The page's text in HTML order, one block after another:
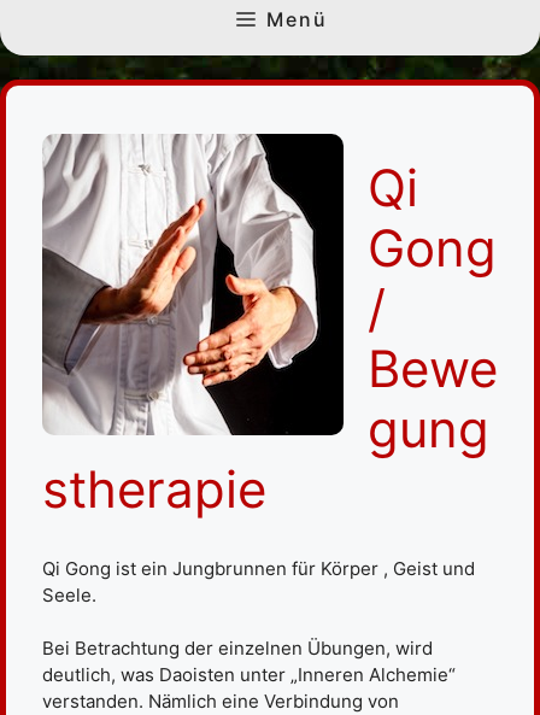
Menü
Qi
Gong
/
Bewe
gung
stherapie
Qi Gong ist ein Jungbrunnen für Körper , Geist und
Seele.
Bei Betrachtung der einzelnen Übungen, wird
deutlich, was Daoisten unter „Inneren Alchemie“
verstanden. Nämlich eine Verbindung von